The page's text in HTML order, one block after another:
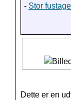
- Stor
Dette er en